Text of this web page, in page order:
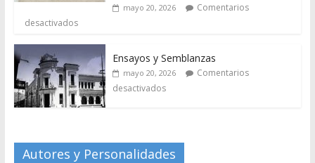
mayo 20, 2026
Comentarios
desactivados
Ensayos y Semblanzas
mayo 20, 2026
Comentarios
desactivados
Autores y Personalidades